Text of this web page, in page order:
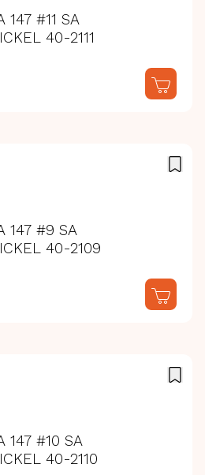
147 #11 SA
40-2111
147 #9 SA
40-2109
147 #10 SA
40-2110